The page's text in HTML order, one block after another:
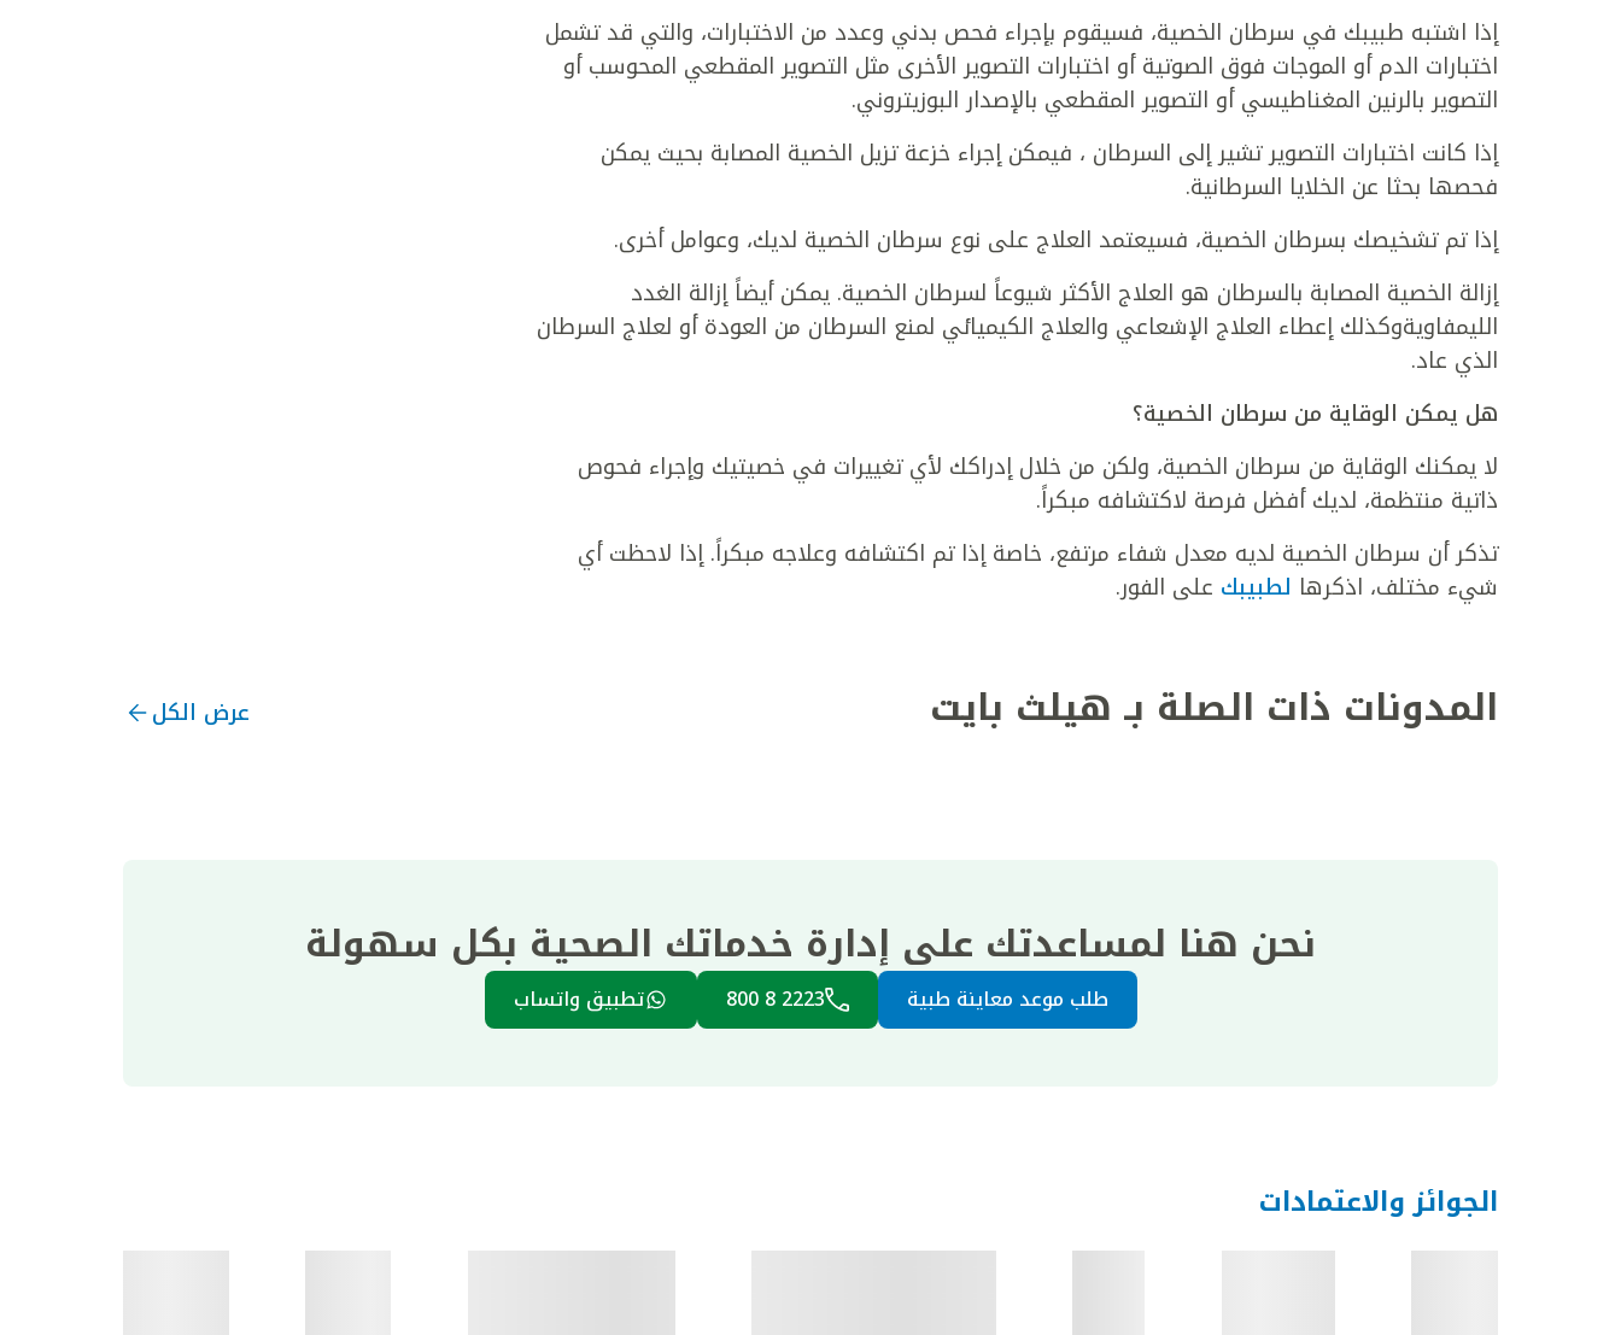
إذا اشتبه طبيبك في سرطان الخصية، فسيقوم بإجراء فحص بدني وعدد من الاختبارات، والتي قد تشمل
اختبارات الدم أو الموجات فوق الصوتية أو اختبارات التصوير الأخرى مثل التصوير المقطعي المحوسب أو
التصوير بالرنين المغناطيسي أو التصوير المقطعي بالإصدار البوزيتروني.
إذا كانت اختبارات التصوير تشير إلى السرطان ، فيمكن إجراء خزعة تزيل الخصية المصابة بحيث يمكن
فحصها بحثا عن الخلايا السرطانية.
إذا تم تشخيصك بسرطان الخصية، فسيعتمد العلاج على نوع سرطان الخصية لديك، وعوامل أخرى.
إزالة الخصية المصابة بالسرطان هو العلاج الأكثر شيوعاً لسرطان الخصية. يمكن أيضاً إزالة الغدد
الليمفاويةوكذلك إعطاء العلاج الإشعاعي والعلاج الكيميائي لمنع السرطان من العودة أو لعلاج السرطان
الذي عاد.
هل يمكن الوقاية من سرطان الخصية؟
لا يمكنك الوقاية من سرطان الخصية، ولكن من خلال إدراكك لأي تغييرات في خصيتيك وإجراء فحوص
ذاتية منتظمة، لديك أفضل فرصة لاكتشافه مبكراً.
تذكر أن سرطان الخصية لديه معدل شفاء مرتفع، خاصة إذا تم اكتشافه وعلاجه مبكراً. إذا لاحظت أي
شيء مختلف، اذكرها لطبيبك على الفور.
المدونات ذات الصلة بـ هيلث بايت عرض الكل
نحن هنا لمساعدتك على إدارة خدماتك الصحية بكل سهولة
طلب موعد معاينة طبية 2223 8 800 تطبيق واتساب
الجوائز والاعتمادات